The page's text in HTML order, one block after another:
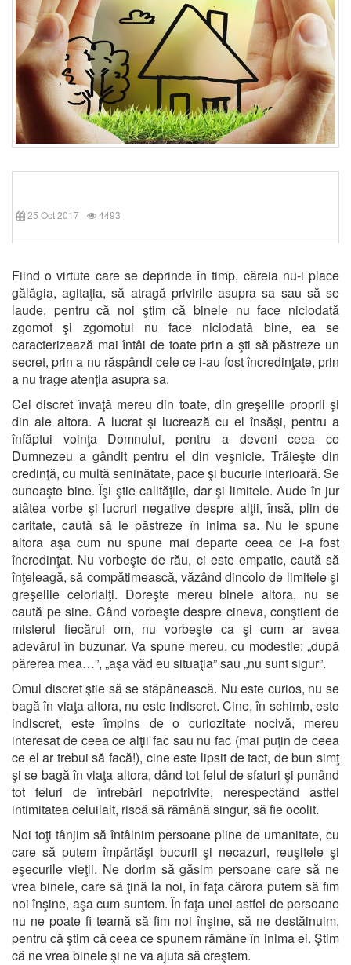
25 Oct 2017 4493
Fiind o virtute care se deprinde în timp, căreia nu-i place
gălăgia, agitaţia, să atragă privirile asupra sa sau să se
laude, pentru că noi ştim că binele nu face niciodată
zgomot şi zgomotul nu face niciodată bine, ea se
caracterizează mai întâi de toate prin a şti să păstreze un
secret, prin a nu răspândi cele ce i-au fost încredinţate, prin
a nu trage atenţia asupra sa.
Cel discret învaţă mereu din toate, din greşelile proprii şi
din ale altora. A lucrat şi lucrează cu el însăşi, pentru a
înfăptui voinţa Domnului, pentru a deveni ceea ce
Dumnezeu a gândit pentru el din veşnicie. Trăieşte din
credinţă, cu multă seninătate, pace şi bucurie interioară. Se
cunoaşte bine. Îşi ştie calităţile, dar şi limitele. Aude în jur
atâtea vorbe şi lucruri negative despre alţii, însă, plin de
caritate, caută să le păstreze în inima sa. Nu le spune
altora aşa cum nu spune mai departe ceea ce i-a fost
încredinţat. Nu vorbeşte de rău, ci este empatic, caută să
înţeleagă, să compătimească, văzând dincolo de limitele şi
greşelile celorlalţi. Doreşte mereu binele altora, nu se
caută pe sine. Când vorbeşte despre cineva, conştient de
misterul fiecărui om, nu vorbeşte ca şi cum ar avea
adevărul în buzunar. Va spune mereu, cu modestie: „după
părerea mea…”, „aşa văd eu situaţia” sau „nu sunt sigur”.
Omul discret ştie să se stăpânească. Nu este curios, nu se
bagă în viaţa altora, nu este indiscret. Cine, în schimb, este
indiscret, este împins de o curiozitate nocivă, mereu
interesat de ceea ce alţii fac sau nu fac (mai puţin de ceea
ce el ar trebui să facă!), cine este lipsit de tact, de bun simţ
şi se bagă în viaţa altora, dând tot felul de sfaturi şi punând
tot feluri de întrebări nepotrivite, nerespectând astfel
intimitatea celuilalt, riscă să rămână singur, să fie ocolit.
Noi toţi tânjim să întâlnim persoane pline de umanitate, cu
care să putem împărtăşi bucurii şi necazuri, reuşitele şi
eşecurile vieţii. Ne dorim să găsim persoane care să ne
vrea binele, care să ţină la noi, în faţa cărora putem să fim
noi înşine, aşa cum suntem. În faţa unei astfel de persoane
nu ne poate fi teamă să fim noi înşine, să ne destăinuim,
pentru că ştim că ceea ce spunem rămâne în inima ei. Ştim
că ne vrea binele şi ne va ajuta să creştem.